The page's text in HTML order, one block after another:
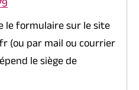
le formulaire sur le site
(ou par mail ou courrier
le siège de